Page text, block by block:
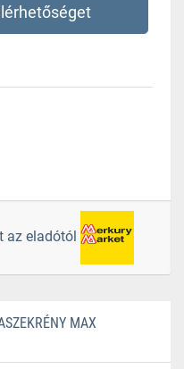
az eladótól
MAX